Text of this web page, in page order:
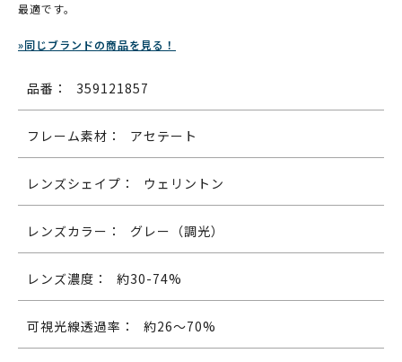
最適です。
»同じブランドの商品を見る！
品番： 359121857
フレーム素材： アセテート
レンズシェイプ： ウェリントン
レンズカラー： グレー（調光）
レンズ濃度： 約30-74%
可視光線透過率： 約26～70%